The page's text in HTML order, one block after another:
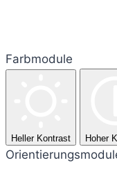
Farbmodule
Heller Kontrast Hoher